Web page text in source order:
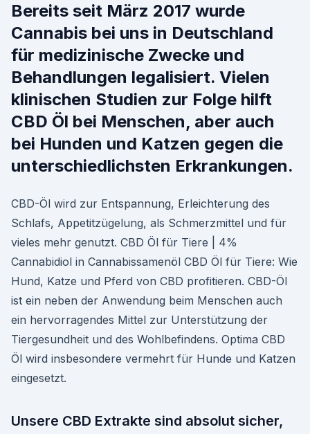
Bereits seit März 2017 wurde
Cannabis bei uns in Deutschland
für medizinische Zwecke und
Behandlungen legalisiert. Vielen
klinischen Studien zur Folge hilft
CBD Öl bei Menschen, aber auch
bei Hunden und Katzen gegen die
unterschiedlichsten Erkrankungen.
CBD-Öl wird zur Entspannung, Erleichterung des
Schlafs, Appetitzügelung, als Schmerzmittel und für
vieles mehr genutzt. CBD Öl für Tiere | 4%
Cannabidiol in Cannabissamenöl CBD Öl für Tiere: Wie
Hund, Katze und Pferd von CBD profitieren. CBD-Öl
ist ein neben der Anwendung beim Menschen auch
ein hervorragendes Mittel zur Unterstützung der
Tiergesundheit und des Wohlbefindens. Optima CBD
Öl wird insbesondere vermehrt für Hunde und Katzen
eingesetzt.
Unsere CBD Extrakte sind absolut sicher,